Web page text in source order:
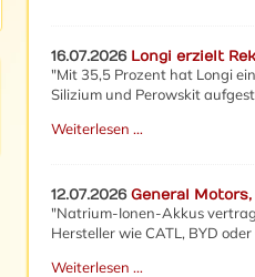
16.07.2026 Longi erzielt
"Mit 35,5 Prozent hat Longi
Silizium und Perowskit
Weiterlesen …
12.07.2026 General
"Natrium-Ionen-Akkus
Hersteller wie CATL, BYD
Weiterlesen …